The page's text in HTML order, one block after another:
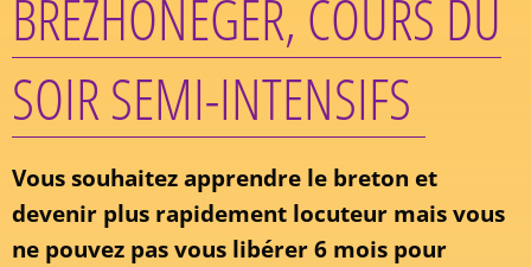
BREZHONEGER, COURS DU
SOIR SEMI-INTENSIFS
Vous souhaitez apprendre le breton et
devenir plus rapidement locuteur mais vous
ne pouvez pas vous libérer 6 mois pour